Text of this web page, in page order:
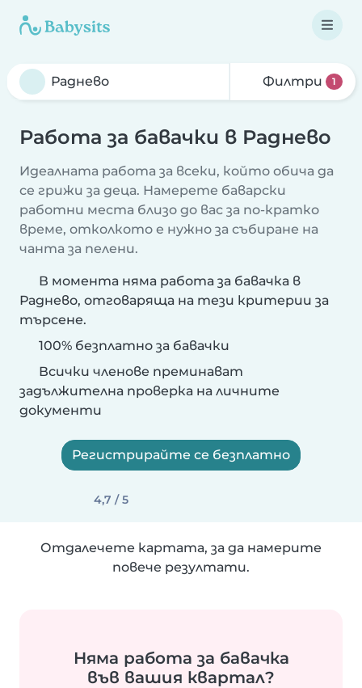
Филтри 1
Работа за бавачки в Раднево
Идеалната работа за всеки, който обича да
се грижи за деца. Намерете баварски
работни места близо до вас за по-кратко
време, отколкото е нужно за събиране на
чанта за пелени.
В момента няма работа за бавачка в
Раднево, отговаряща на тези критерии за
търсене.
100% безплатно за бавачки
Всички членове преминават
задължителна проверка на личните
документи
Регистрирайте се безплатно
4,7 / 5
Отдалечете картата, за да намерите
повече резултати.
Няма работа за бавачка
във вашия квартал?